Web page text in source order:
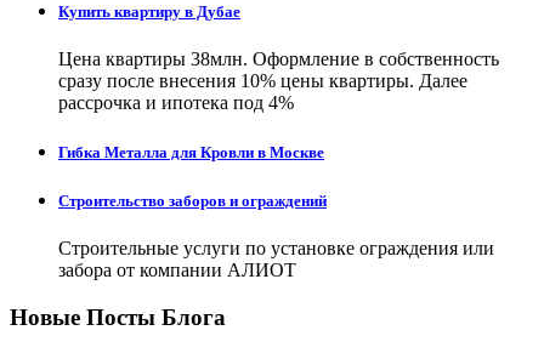
Купить квартиру в Дубае
Цена квартиры 38млн. Оформление в собственность
сразу после внесения 10% цены квартиры. Далее
рассрочка и ипотека под 4%
Гибка Металла для Кровли в Москве
Строительство заборов и ограждений
Строительные услуги по установке ограждения или
забора от компании АЛИОТ
Новые Посты Блога